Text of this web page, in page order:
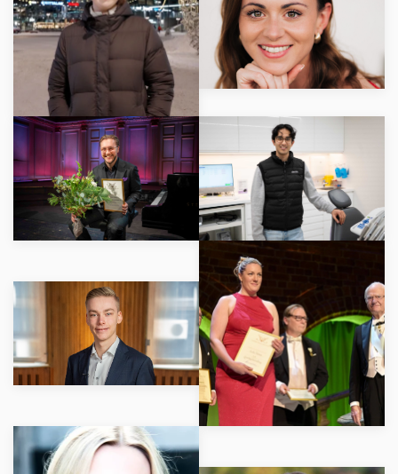
LÄS MER LÄS MER
LÄS MER
LÄS MER
LÄS MER LÄS MER